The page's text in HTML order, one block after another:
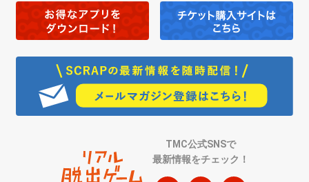
TMC公式SNSで
最新情報をチェック！